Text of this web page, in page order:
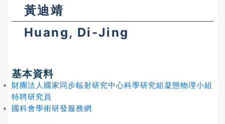
黃迪靖
Huang, Di-Jing
基本資料
財團法人國家同步輻射研究中心科學研究組凝態物理小組
特聘研究員
國科會學術研發服務網